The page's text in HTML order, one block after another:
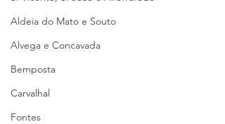
Aldeia do Mato e Souto
Alvega e Concavada
Bemposta
Carvalhal
Fontes